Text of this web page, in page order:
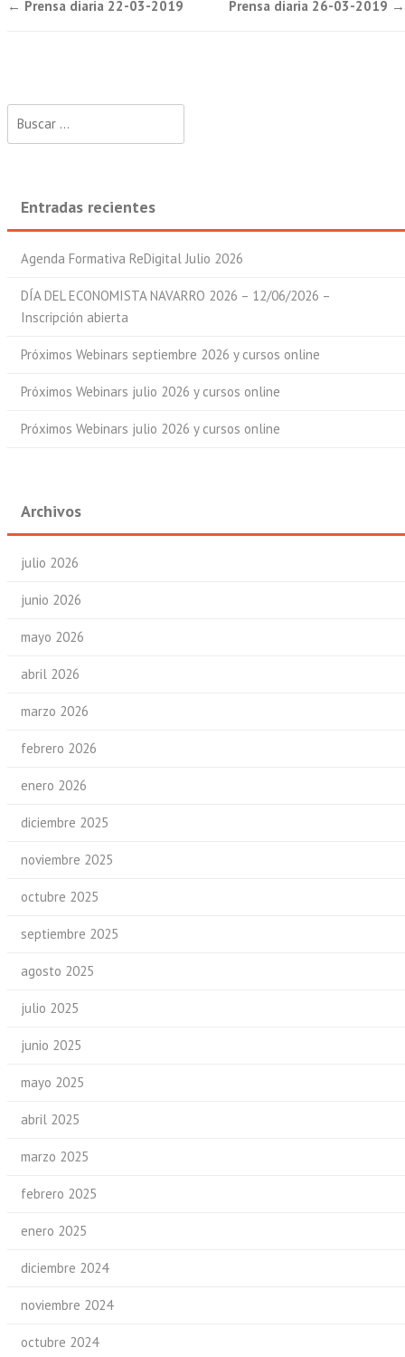
Post
← Prensa diaria 22-03-2019 Prensa diaria 26-03-2019 →
Entradas recientes
Agenda Formativa ReDigital Julio 2026
DÍA DEL ECONOMISTA NAVARRO 2026 – 12/06/2026 –
Inscripción abierta
Próximos Webinars septiembre 2026 y cursos online
Próximos Webinars julio 2026 y cursos online
Próximos Webinars julio 2026 y cursos online
Archivos
julio 2026
junio 2026
mayo 2026
abril 2026
marzo 2026
febrero 2026
enero 2026
diciembre 2025
noviembre 2025
octubre 2025
septiembre 2025
agosto 2025
julio 2025
junio 2025
mayo 2025
abril 2025
marzo 2025
febrero 2025
enero 2025
diciembre 2024
noviembre 2024
octubre 2024